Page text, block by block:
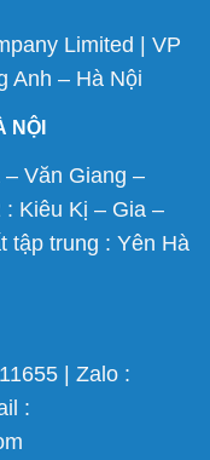
Limited | VP
Anh – Hà Nội
NỘI
Văn Giang –
Kiêu Kị – Gia –
tập trung : Yên Hà
| Zalo :
: